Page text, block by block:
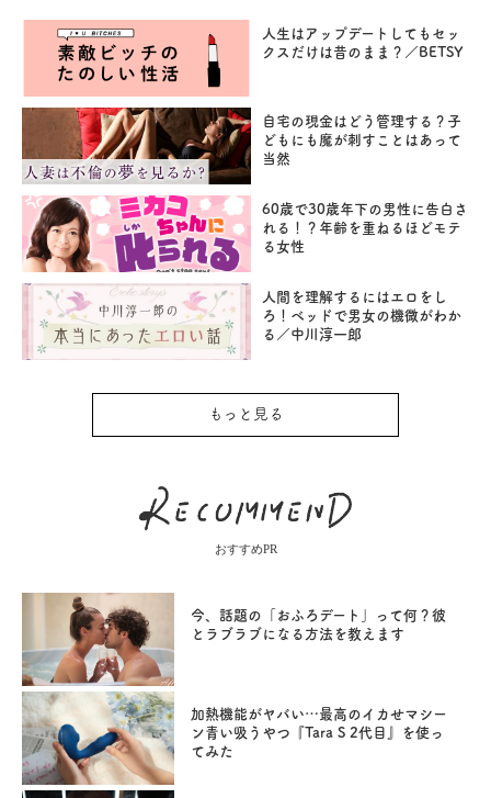
人生はアップデートしてもセッ
クスだけは昔のまま？／BETSY
自宅の現金はどう管理する？子
どもにも魔が刺すことはあって
当然
60歳で30歳年下の男性に告白さ
れる！？年齢を重ねるほどモテ
る女性
人間を理解するにはエロをし
ろ！ベッドで男女の機微がわか
る／中川淳一郎
もっと見る
おすすめPR
今、話題の「おふろデート」って何？彼
とラブラブになる方法を教えます
加熱機能がヤバい…最高のイカせマシー
ン青い吸うやつ『Tara S 2代目』を使っ
てみた